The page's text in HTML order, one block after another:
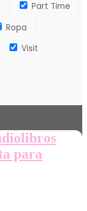
Part Time
Ropa
Visit
para